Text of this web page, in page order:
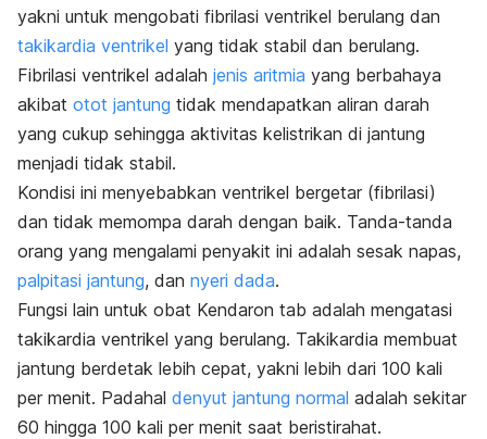
yakni untuk mengobati fibrilasi ventrikel berulang dan
takikardia ventrikel yang tidak stabil dan berulang.
Fibrilasi ventrikel adalah jenis aritmia yang berbahaya
akibat otot jantung tidak mendapatkan aliran darah
yang cukup sehingga aktivitas kelistrikan di jantung
menjadi tidak stabil.
Kondisi ini menyebabkan ventrikel bergetar (fibrilasi)
dan tidak memompa darah dengan baik. Tanda-tanda
orang yang mengalami penyakit ini adalah sesak napas,
palpitasi jantung, dan nyeri dada.
Fungsi lain untuk obat Kendaron tab adalah mengatasi
takikardia ventrikel yang berulang. Takikardia membuat
jantung berdetak lebih cepat, yakni lebih dari 100 kali
per menit. Padahal denyut jantung normal adalah sekitar
60 hingga 100 kali per menit saat beristirahat.